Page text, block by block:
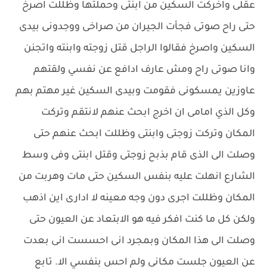
عقلى واخركت السكين من ابنتى وحملتها وظللت اصرخ
حتى راح صوتى فجأت الجيران من صراخى ووجدونى بيدى
السكين واصرخ فقالوا الراجل قتل زوجته وابنته واتجنن
وانا صوتى راح ومش عارف ادافع عن نفسي ولقتهم
عاوزين يمسكونى فقومت وبيدى السكين غير مهتم بهم
وكل الذي امامى ان اخرج ابحث عنهم لانتقم وتركت
المكان وتركت زوجتى وابنتى وظللت ابحث عنهم حتى
وصلت الى الذى قام بذبح زوجتى وقتل ابنتى وفى وسط
الشارع انهلت عليه بنفس السكين حتى مات وهربت من
المكان وظللت اجرى دون وجه معينه لا ادارى اين اذهب
ولكن كل ما كنت افكر فيه هو الابتعاد عن العيون حتى
وصلت الى هذا المكان وبمجرد انى احسست انى بعدت
عن العيون جلست مكانى ولم احس بنفسي الا. تابع